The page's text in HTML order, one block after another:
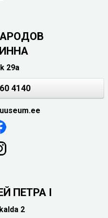
29a
4140
ПЕТРА I
2